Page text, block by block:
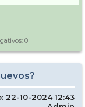
0
22-10-2024 12:43